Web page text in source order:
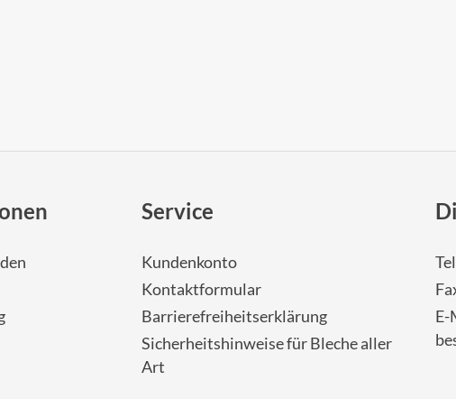
Service
Kundenkonto
Kontaktformular
Barrierefreiheitserklärung
Sicherheitshinweise für Bleche aller
Art
E-